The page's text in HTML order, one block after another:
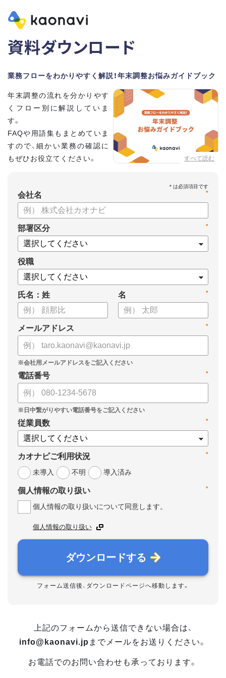
資料ダウンロード
業務フローをわかりやすく解説！年末調整お悩みガイドブック
すべて読む
年末調整の流れを分かりやす
くフロー別に解説していま
す。
FAQや用語集もまとめていま
すので、細かい業務の確認に
もぜひお役立てください。
*
会社名
*
部署区分
役職
氏名：姓 *
名
*
メールアドレス
*
電話番号
*
従業員数
*
カオナビご利用状況
未導入
不明 導入済み
*
個人情報の取り扱い
個人情報の取り扱いについて同意します。
個人情報の取り扱い
ダウンロードする
フォーム送信後、ダウンロードページへ移動します。
上記のフォームから送信できない場合は、
info@kaonavi.jp までメールをお送りください。
お電話でのお問い合わせも承っております。